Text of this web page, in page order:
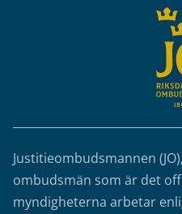
Justitieombudsmannen
ombudsmän som är det
myndigheterna arbetar